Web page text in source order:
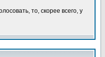
то, скорее всего, у